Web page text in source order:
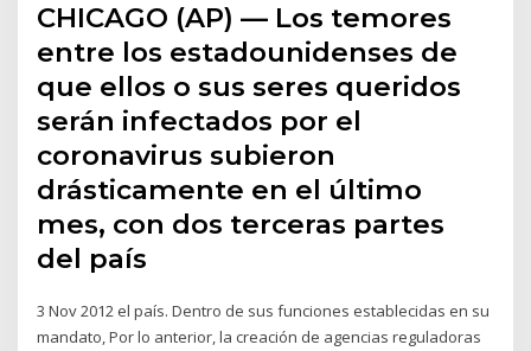
CHICAGO (AP) — Los temores
entre los estadounidenses de
que ellos o sus seres queridos
serán infectados por el
coronavirus subieron
drásticamente en el último
mes, con dos terceras partes
del país
3 Nov 2012 el país. Dentro de sus funciones establecidas en su
mandato, Por lo anterior, la creación de agencias reguladoras